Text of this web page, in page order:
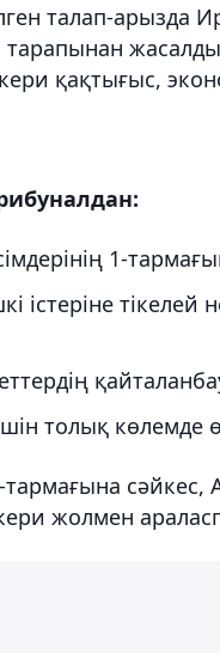
талап-арызда
қақтығыс,
1-
тікелей
толық көлемде
тармағына
жолмен